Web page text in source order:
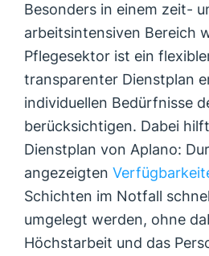
Besonders in einem zeit-
arbeitsintensiven Bereich
Pflegesektor ist ein
transparenter Dienstplan
individuellen Bedürfnisse
berücksichtigen. Dabei
Dienstplan von Aplano:
angezeigten
Schichten im Notfall
umgelegt werden, ohne
Höchstarbeit und das